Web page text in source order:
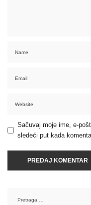
Sačuvaj moje ime, e-
sledeći put kada